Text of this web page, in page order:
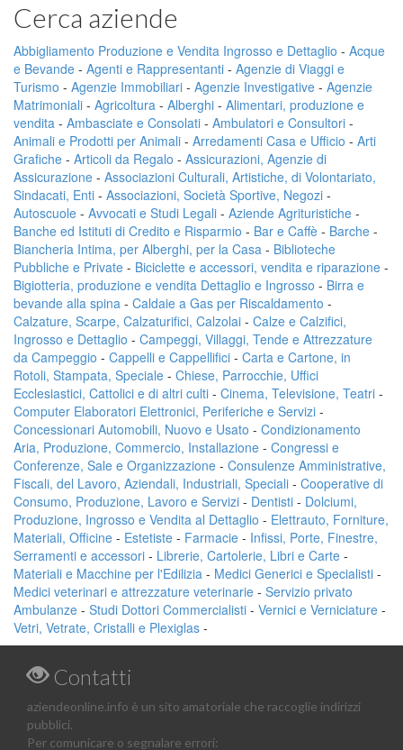
Cerca aziende
Abbigliamento Produzione e Vendita Ingrosso e Dettaglio - Acque
e Bevande - Agenti e Rappresentanti - Agenzie di Viaggi e
Turismo - Agenzie Immobiliari - Agenzie Investigative - Agenzie
Matrimoniali - Agricoltura - Alberghi - Alimentari, produzione e
vendita - Ambasciate e Consolati - Ambulatori e Consultori -
Animali e Prodotti per Animali - Arredamenti Casa e Ufficio - Arti
Grafiche - Articoli da Regalo - Assicurazioni, Agenzie di
Assicurazione - Associazioni Culturali, Artistiche, di Volontariato,
Sindacati, Enti - Associazioni, Società Sportive, Negozi -
Autoscuole - Avvocati e Studi Legali - Aziende Agrituristiche -
Banche ed Istituti di Credito e Risparmio - Bar e Caffè - Barche -
Biancheria Intima, per Alberghi, per la Casa - Biblioteche
Pubbliche e Private - Biciclette e accessori, vendita e riparazione -
Bigiotteria, produzione e vendita Dettaglio e Ingrosso - Birra e
bevande alla spina - Caldaie a Gas per Riscaldamento -
Calzature, Scarpe, Calzaturifici, Calzolai - Calze e Calzifici,
Ingrosso e Dettaglio - Campeggi, Villaggi, Tende e Attrezzature
da Campeggio - Cappelli e Cappellifici - Carta e Cartone, in
Rotoli, Stampata, Speciale - Chiese, Parrocchie, Uffici
Ecclesiastici, Cattolici e di altri culti - Cinema, Televisione, Teatri -
Computer Elaboratori Elettronici, Periferiche e Servizi -
Concessionari Automobili, Nuovo e Usato - Condizionamento
Aria, Produzione, Commercio, Installazione - Congressi e
Conferenze, Sale e Organizzazione - Consulenze Amministrative,
Fiscali, del Lavoro, Aziendali, Industriali, Speciali - Cooperative di
Consumo, Produzione, Lavoro e Servizi - Dentisti - Dolciumi,
Produzione, Ingrosso e Vendita al Dettaglio - Elettrauto, Forniture,
Materiali, Officine - Estetiste - Farmacie - Infissi, Porte, Finestre,
Serramenti e accessori - Librerie, Cartolerie, Libri e Carte -
Materiali e Macchine per l'Edilizia - Medici Generici e Specialisti -
Medici veterinari e attrezzature veterinarie - Servizio privato
Ambulanze - Studi Dottori Commercialisti - Vernici e Verniciature -
Vetri, Vetrate, Cristalli e Plexiglas -
Contatti
aziendeonline.info è un sito amatoriale che raccoglie indirizzi
pubblici.
Per comunicare o segnalare errori: